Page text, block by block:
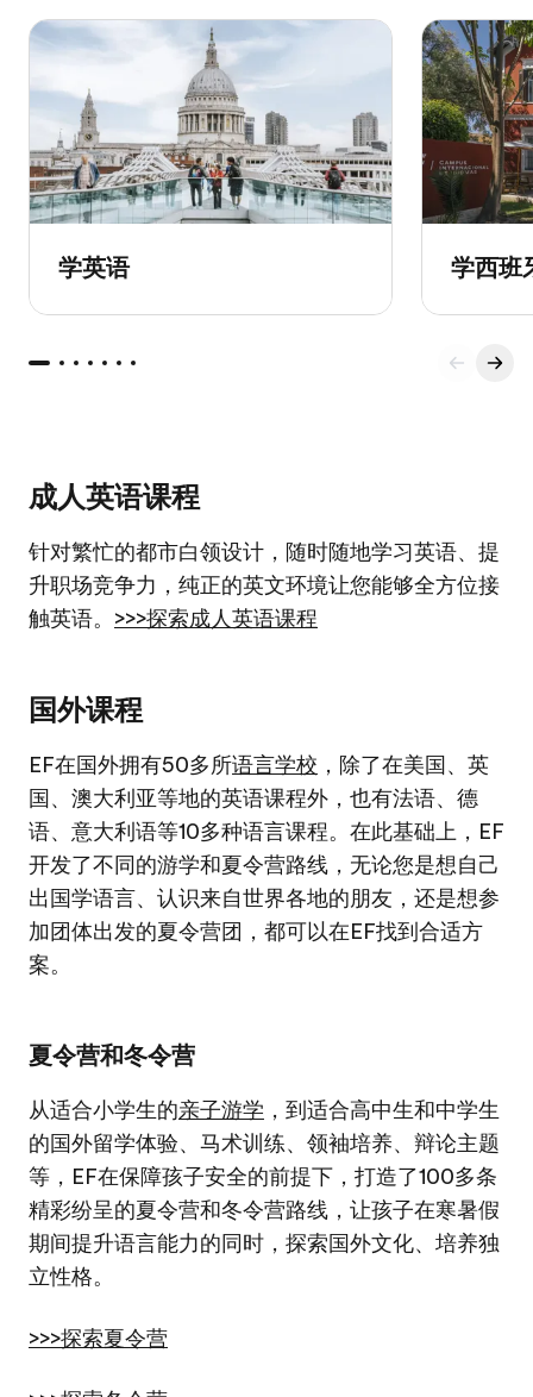
学英语 学西班
成人英语课程
针对繁忙的都市白领设计，随时随地学习英语、提
升职场竞争力，纯正的英文环境让您能够全方位接
触英语。 >>>探索成人英语课程
国外课程
EF在国外拥有50多所语言学校 ，除了在美国、英
国、澳大利亚等地的英语课程外，也有法语、德
语、意大利语等10多种语言课程。在此基础上，EF
开发了不同的游学和夏令营路线，无论您是想自己
出国学语言、认识来自世界各地的朋友，还是想参
加团体出发的夏令营团，都可以在EF找到合适方
案。
夏令营和冬令营
从适合小学生的亲子游学 ，到适合高中生和中学生
的国外留学体验、马术训练、领袖培养、辩论主题
等，EF在保障孩子安全的前提下，打造了100多条
精彩纷呈的夏令营和冬令营路线，让孩子在寒暑假
期间提升语言能力的同时，探索国外文化、培养独
立性格。
>>>探索夏令营